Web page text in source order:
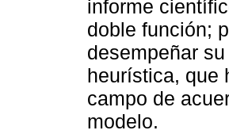
informe
doble función;
desempeñar
heurística, que
campo de
modelo.